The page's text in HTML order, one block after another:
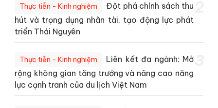
Thực tiễn - Kinh nghiệm
Đột phá chính sách thu
hút và trọng dụng nhân tài, tạo động lực phát
triển Thái Nguyên
Thực tiễn - Kinh nghiệm
Liên kết đa ngành: Mở
rộng không gian tăng trưởng và nâng cao năng
lực cạnh tranh của du lịch Việt Nam